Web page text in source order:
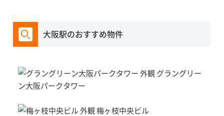
大阪駅のおすすめ物件
グラングリー
ン大阪パークタワー
梅ヶ枝中央ビル